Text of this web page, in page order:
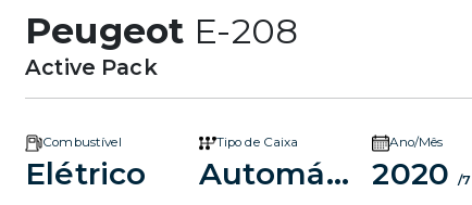
Peugeot E-208
Active Pack
Combustível
Elétrico
Tipo de Caixa
Automático
Ano/Mês
2020/7